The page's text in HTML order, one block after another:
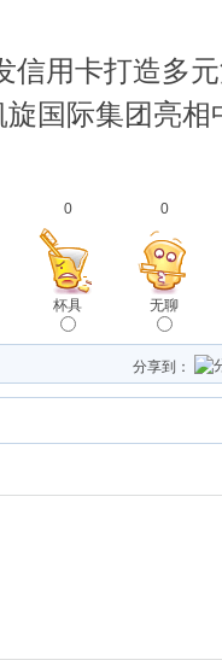
信用卡打造多
国际集团亮
0
杯具
0
无聊
分享到：